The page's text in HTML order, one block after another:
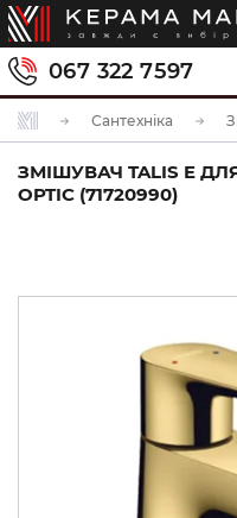
067 322 7597
Сантехніка
ЗМІШУВАЧ TALIS E
OPTIC (71720990)